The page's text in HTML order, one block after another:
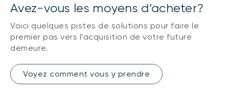
Avez-vous les moyens d’acheter?
Voici quelques pistes de solutions pour faire le
premier pas vers l’acquisition de votre future
demeure.
Voyez comment vous y prendre